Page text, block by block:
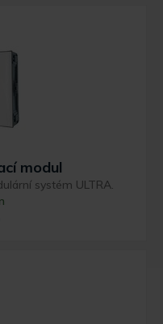
modul
systém ULTRA.